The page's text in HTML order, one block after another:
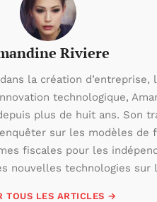
Riviere
la création d’entreprise,
technologique,
plus de huit ans. Son
sur les modèles de
fiscales pour les
nouvelles technologies sur
TOUS LES ARTICLES →